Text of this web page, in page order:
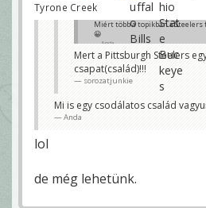
Tyrone Creek
Miért több a topikban a Steelers
😀
Anda
Mert a Pittsburgh Steelers
csapat(család)!!!
sorozatjunkie
Mi is egy csodálatos család
Anda
lol
de még lehetünk.